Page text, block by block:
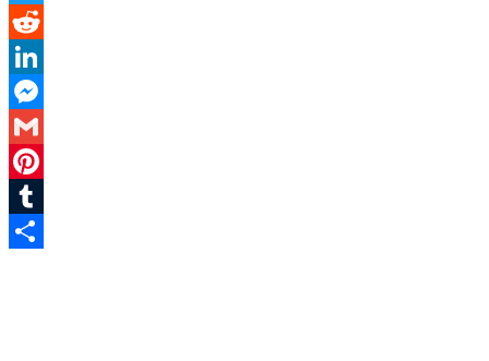
Twitter
Reddit
LinkedIn
Messenger
Gmail
Pinterest
Tumblr